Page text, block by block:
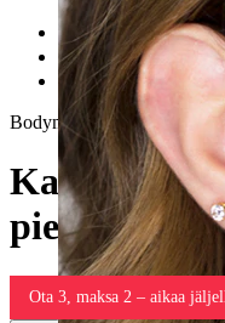
Helix
Titaaninen helix-
Kaareva titaanilabret
Bodymod Premium
Kaareva
pienenevillä
Ota 3, maksa 2 – aikaa